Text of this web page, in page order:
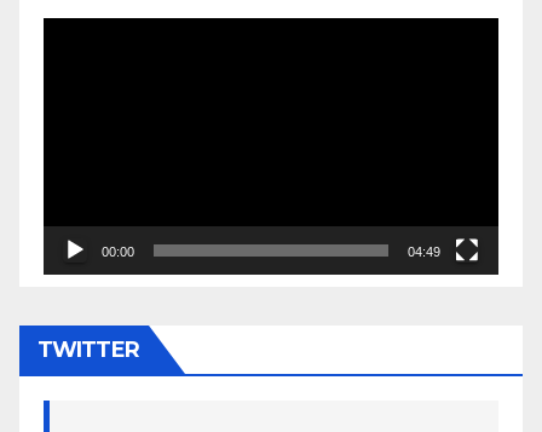
00:00 04:49
TWITTER